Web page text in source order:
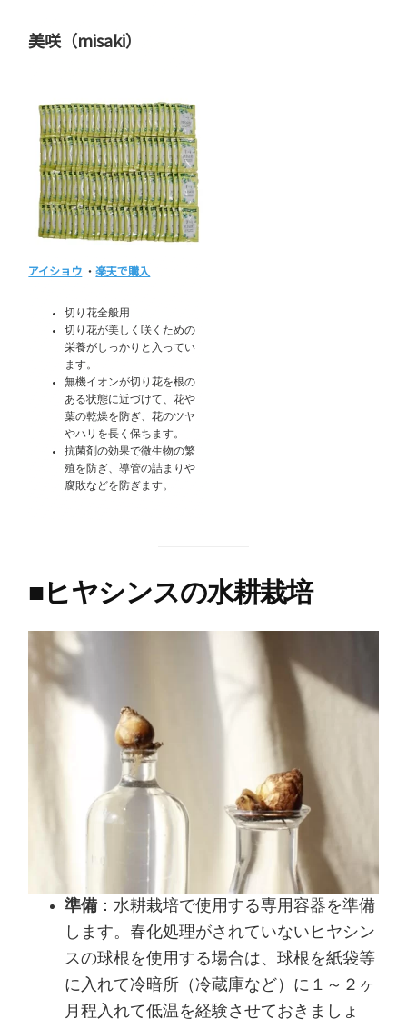
美咲（misaki）
アイショウ ・楽天で購入
切り花全般用
切り花が美しく咲くための
栄養がしっかりと入ってい
ます。
無機イオンが切り花を根の
ある状態に近づけて、花や
葉の乾燥を防ぎ、花のツヤ
やハリを長く保ちます。
抗菌剤の効果で微生物の繁
殖を防ぎ、導管の詰まりや
腐敗などを防ぎます。
■ヒヤシンスの水耕栽培
準備：水耕栽培で使用する専用容器を準備
します。春化処理がされていないヒヤシン
スの球根を使用する場合は、球根を紙袋等
に入れて冷暗所（冷蔵庫など）に１～２ヶ
月程入れて低温を経験させておきましょ